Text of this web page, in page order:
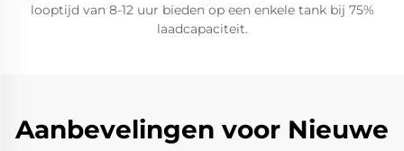
looptijd van 8-12 uur bieden op een enkele tank bij 75%
laadcapaciteit.
Aanbevelingen voor Nieuwe